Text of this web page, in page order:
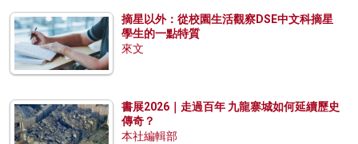
摘星以外：從校園生活觀察DSE中文科摘星
學生的一點特質
來文
書展2026｜走過百年 九龍寨城如何延續歷史
傳奇？
本社編輯部